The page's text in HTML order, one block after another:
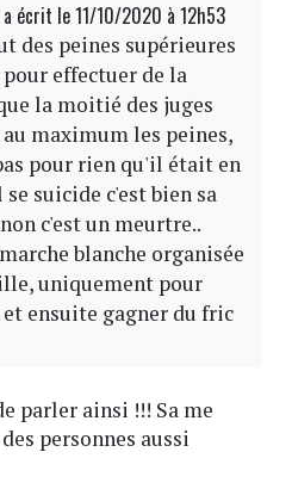
a écrit le 11/10/2020 à 12h53
des peines supérieures
pour effectuer de la
la moitié des juges
maximum les peines,
pour rien qu'il était en
suicide c'est bien sa
c'est un meurtre..
blanche organisée
uniquement pour
ensuite gagner du fric
parler ainsi !!! Sa me
personnes aussi